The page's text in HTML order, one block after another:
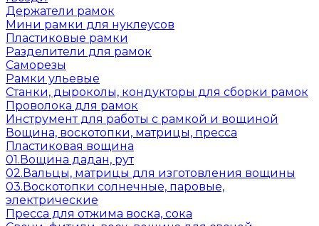
Держатели рамок
Мини рамки для нуклеусов
Пластиковые рамки
Разделители для рамок
Саморезы
Рамки ульевые
Станки, дыроколы, кондукторы для сборки рамок
Проволока для рамок
Инструмент для работы с рамкой и вощиной
Вощина, воскотопки, матрицы, пресса
Пластиковая вощина
01.Вощина дадан, рут
02.Вальцы, матрицы для изготовления вощины
03.Воскотопки солнечные, паровые,
электрические
Пресса для отжима воска, сока